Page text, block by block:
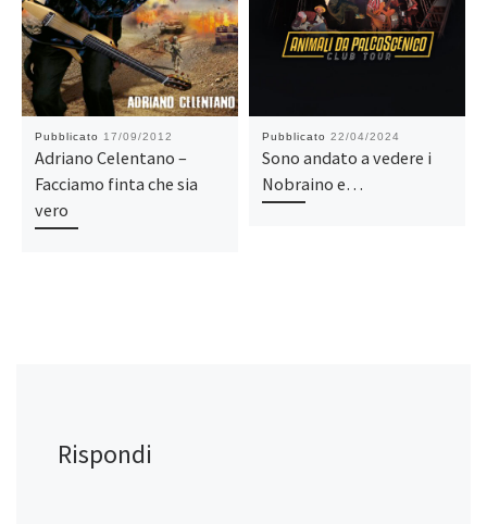
Pubblicato 17/09/2012
Adriano Celentano –
Facciamo finta che sia
vero
Pubblicato 22/04/2024
Sono andato a vedere i
Nobraino e…
Rispondi